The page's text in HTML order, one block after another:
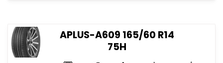
APLUS-A609 165/60 R14
75H